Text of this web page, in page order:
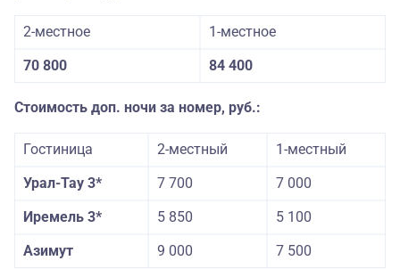
2-местное
1-местное
70 800
84 400
Стоимость доп. ночи за номер, руб.:
Гостиница 2-местный
1-местный
Урал-Тау 3*
7 700
7 000
Иремель 3*
5 850
5 100
Азимут
9 000 7 500